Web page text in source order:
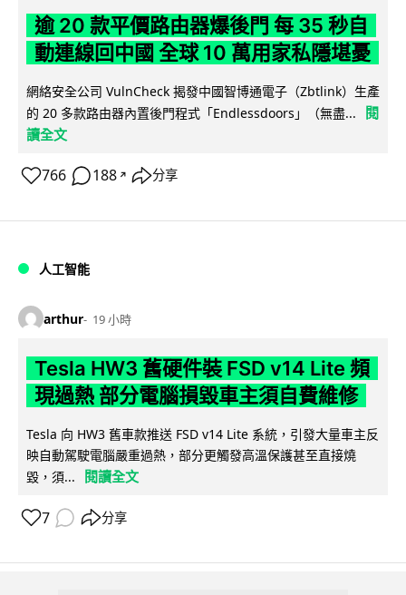
逾 20 款平價路由器爆後門 每 35 秒自
動連線回中國 全球 10 萬用家私隱堪憂
網絡安全公司 VulnCheck 揭發中國智博通電子（Zbtlink）生產
的 20 多款路由器內置後門程式「Endlessdoors」（無盡...
閱
讀全文
766 188 ↗ 分享
人工智能
arthur 19 小時
Tesla HW3 舊硬件裝 FSD v14 Lite 頻
現過熱 部分電腦損毀車主須自費維修
Tesla 向 HW3 舊車款推送 FSD v14 Lite 系統，引發大量車主反
映自動駕駛電腦嚴重過熱，部分更觸發高溫保護甚至直接燒
毀，須...
閱讀全文
7 分享